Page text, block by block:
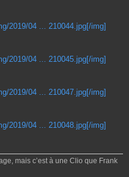
2019/04 ... 210044.jpg[/img]
2019/04 ... 210045.jpg[/img]
2019/04 ... 210047.jpg[/img]
2019/04 ... 210048.jpg[/img]
mais c’est à une Clio que Frank